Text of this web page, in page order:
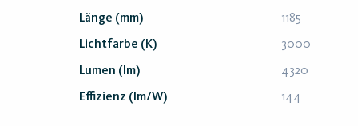
Länge (mm) 1185
Lichtfarbe (K) 3000
Lumen (lm) 4320
Effizienz (lm/W) 144